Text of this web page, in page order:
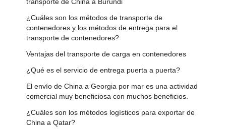
¿Cuáles son los métodos de transporte de
contenedores y los métodos de entrega para el
transporte de contenedores?
Ventajas del transporte de carga en contenedores
¿Qué es el servicio de entrega puerta a puerta?
El envío de China a Georgia por mar es una actividad
comercial muy beneficiosa con muchos beneficios.
¿Cuáles son los métodos logísticos para exportar de
China a Qatar?